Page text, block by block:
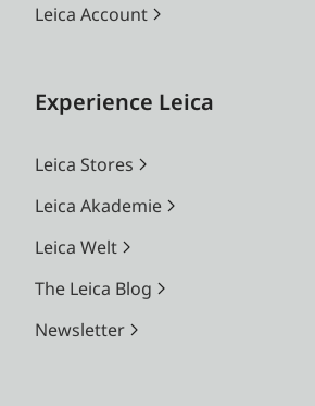
Leica Account
Experience Leica
Leica Stores
Leica Akademie
Leica Welt
The Leica Blog
Newsletter